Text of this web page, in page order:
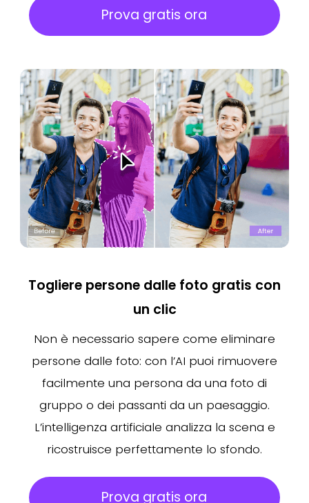
Prova gratis ora
Togliere persone dalle foto gratis con
un clic
Non è necessario sapere come eliminare
persone dalle foto: con l’AI puoi rimuovere
facilmente una persona da una foto di
gruppo o dei passanti da un paesaggio.
L’intelligenza artificiale analizza la scena e
ricostruisce perfettamente lo sfondo.
Prova gratis ora